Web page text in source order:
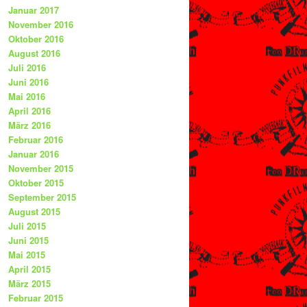
Januar 2017
November 2016
Oktober 2016
August 2016
Juli 2016
Juni 2016
Mai 2016
April 2016
März 2016
Februar 2016
Januar 2016
November 2015
Oktober 2015
September 2015
August 2015
Juli 2015
Juni 2015
Mai 2015
April 2015
März 2015
Februar 2015